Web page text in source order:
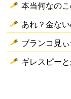
本当何なの
あれ？金ない
ブランコ見
ギレスピー